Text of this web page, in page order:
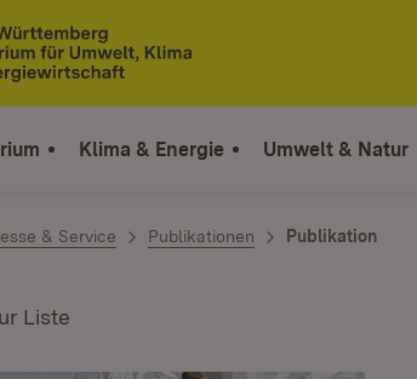
Klima & Energie Umwelt & Natur
& Service Publikationen Publikation
Liste